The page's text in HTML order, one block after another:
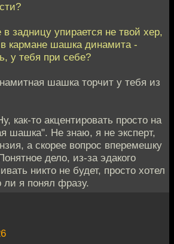
задницу упирается не твой хер,
кармане шашка динамита -
у тебя при себе?
шашка торчит у тебя из
как-то акцентировать просто на
шашка". Не знаю, я не эксперт,
а скорее вопрос вперемешку
дело, из-за эдакого
никто не будет, просто хотел
ли я понял фразу.